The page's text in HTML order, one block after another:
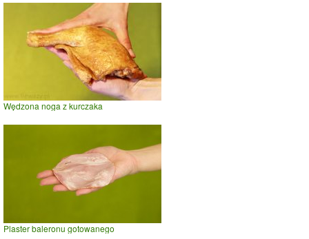
Wędzona noga z kurczaka
Plaster baleronu gotowanego